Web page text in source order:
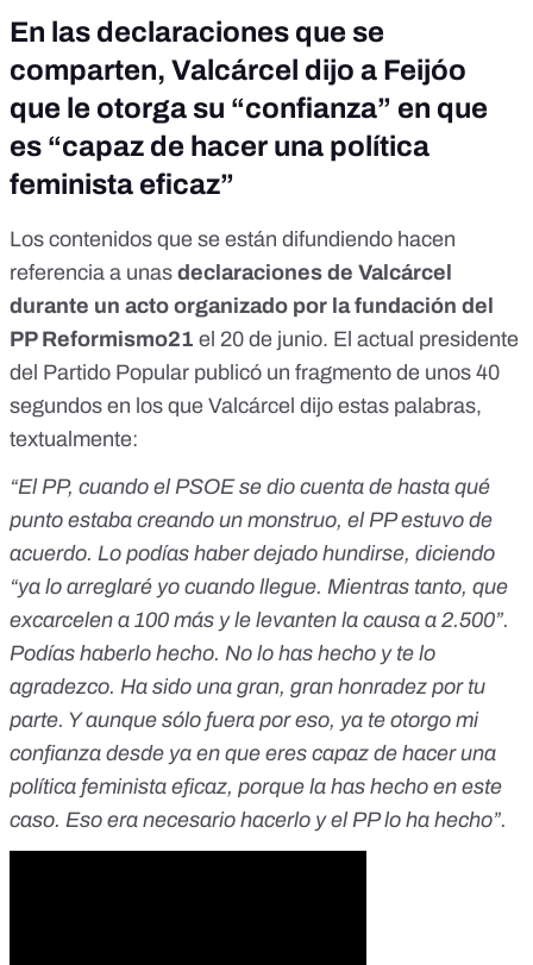
En las declaraciones que se
comparten, Valcárcel dijo a Feijóo
que le otorga su “confianza” en que
es “capaz de hacer una política
feminista eficaz”
Los contenidos que se están difundiendo hacen
referencia a unas declaraciones de Valcárcel
durante un acto organizado por la fundación del
PP Reformismo21 el 20 de junio. El actual presidente
del Partido Popular publicó un fragmento de unos 40
segundos en los que Valcárcel dijo estas palabras,
textualmente:
“El PP, cuando el PSOE se dio cuenta de hasta qué
punto estaba creando un monstruo, el PP estuvo de
acuerdo. Lo podías haber dejado hundirse, diciendo
“ya lo arreglaré yo cuando llegue. Mientras tanto, que
excarcelen a 100 más y le levanten la causa a 2.500”.
Podías haberlo hecho. No lo has hecho y te lo
agradezco. Ha sido una gran, gran honradez por tu
parte. Y aunque sólo fuera por eso, ya te otorgo mi
confianza desde ya en que eres capaz de hacer una
política feminista eficaz, porque la has hecho en este
caso. Eso era necesario hacerlo y el PP lo ha hecho”.